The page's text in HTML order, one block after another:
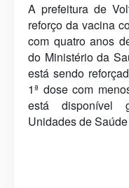
A prefeitura de
reforço da vacina
com quatro anos
do Ministério da
está sendo
1ª dose com
está disponível
Unidades de